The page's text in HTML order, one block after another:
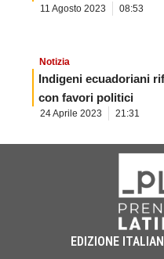
11 Agosto 2023 08:53
Notizia
Indigeni ecuadoriani
con favori politici
24 Aprile 2023 21:31
EDIZIONE